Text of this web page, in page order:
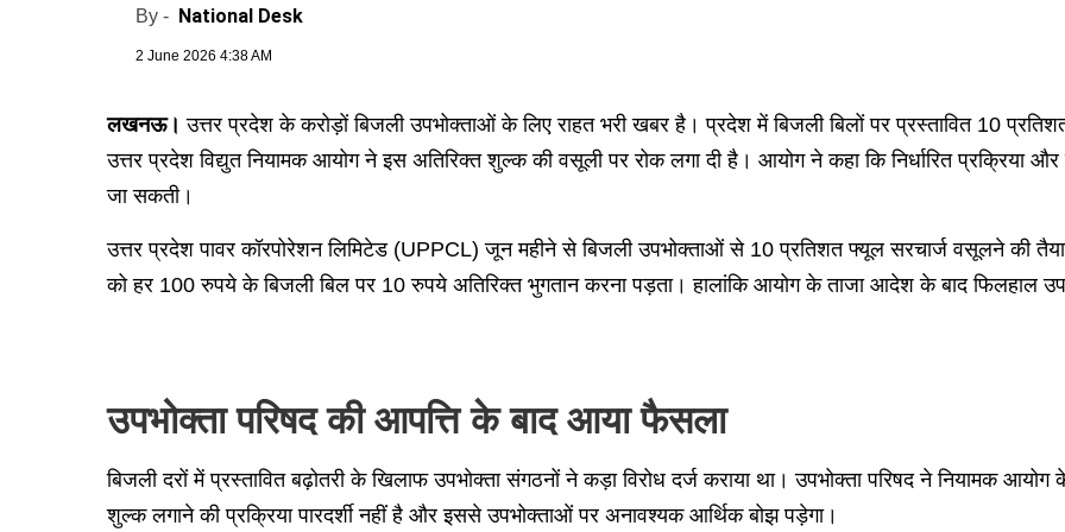
By - National Desk
2 June 2026 4:38 AM
लखनऊ। उत्तर प्रदेश के करोड़ों बिजली उपभोक्ताओं के लिए राहत भरी खबर है। प्रदेश में बिजली बिलों पर प्रस्तावित 10
उत्तर प्रदेश विद्युत नियामक आयोग ने इस अतिरिक्त शुल्क की वसूली पर रोक लगा दी है। आयोग ने कहा कि निर्धारित प्रक्रिया
जा सकती।
उत्तर प्रदेश पावर कॉरपोरेशन लिमिटेड (UPPCL) जून महीने से बिजली उपभोक्ताओं से 10 प्रतिशत फ्यूल सरचार्ज वसूलने की
को हर 100 रुपये के बिजली बिल पर 10 रुपये अतिरिक्त भुगतान करना पड़ता। हालांकि आयोग के ताजा आदेश के बाद फिलहाल
उपभोक्ता परिषद की आपत्ति के बाद आया फैसला
बिजली दरों में प्रस्तावित बढ़ोतरी के खिलाफ उपभोक्ता संगठनों ने कड़ा विरोध दर्ज कराया था। उपभोक्ता परिषद ने नियामक
शुल्क लगाने की प्रक्रिया पारदर्शी नहीं है और इससे उपभोक्ताओं पर अनावश्यक आर्थिक बोझ पड़ेगा।